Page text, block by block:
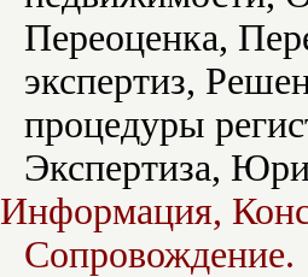
Переоценка,
экспертиз,
процедуры
Экспертиза,
Информация,
Сопровождение.